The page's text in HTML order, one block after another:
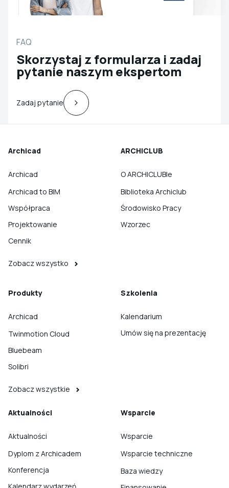
FAQ
Skorzystaj z formularza i zadaj
pytanie naszym ekspertom
Zadaj pytanie
Archicad
Archicad
Archicad to BIM
Współpraca
Projektowanie
Cennik
Zobacz wszystko
ARCHICLUB
O ARCHICLUBIe
Biblioteka Archiclub
Środowisko Pracy
Wzorzec
Produkty
Archicad
Twinmotion Cloud
Bluebeam
Solibri
Zobacz wszystkie
Szkolenia
Kalendarium
Umów się na prezentację
Aktualności
Aktualności
Dyplom z Archicadem
Konferencja
Wsparcie
Wsparcie
Wsparcie techniczne
Baza wiedzy